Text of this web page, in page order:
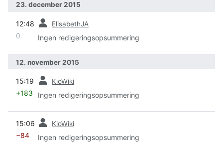
23. december 2015
12:48 ElisabethJA
0 Ingen redigeringsopsummering
12. november 2015
15:19 KioWiki
+183 Ingen redigeringsopsummering
15:06 KioWiki
−84 Ingen redigeringsopsummering